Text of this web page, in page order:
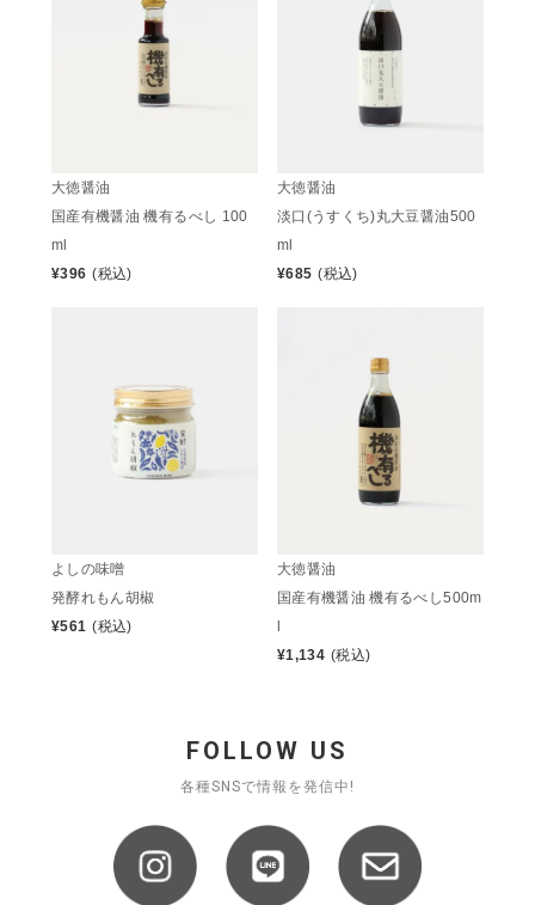
大徳醤油
国産有機醤油 機有るべし 100
ml
¥396 (税込)
大徳醤油
淡口(うすくち)丸大豆醤油500
ml
¥685 (税込)
よしの味噌
発酵れもん胡椒
¥561 (税込)
大徳醤油
国産有機醤油 機有るべし500m
¥1,134 (税込)
FOLLOW US
各種SNSで情報を発信中!